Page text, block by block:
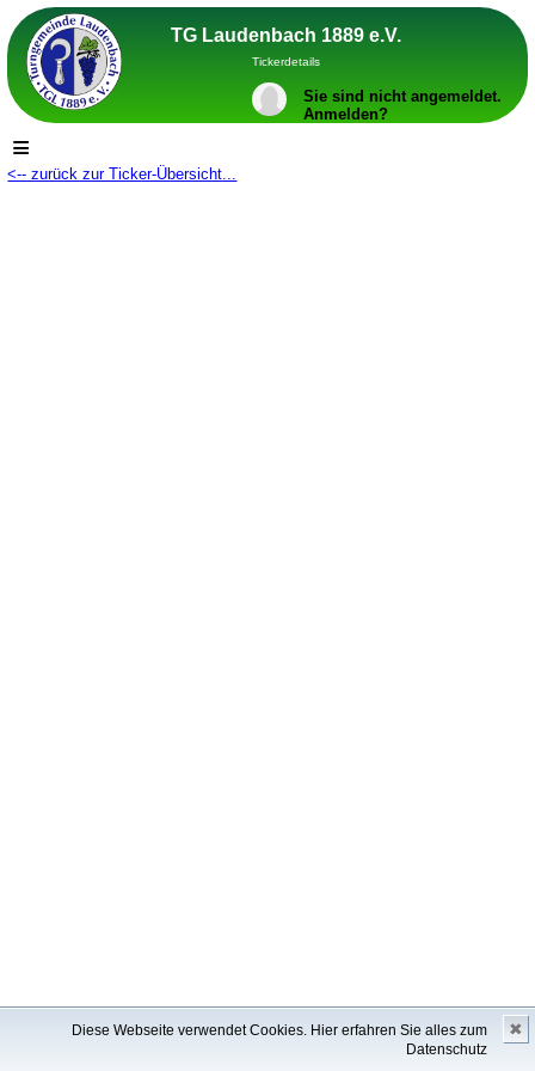
Diese Webseite verwendet Cookies. Hier erfahren Sie alles zum
Datenschutz
✖
TG Laudenbach 1889 e.V.
Tickerdetails
Sie sind nicht angemeldet.
Anmelden?
≡
<-- zurück zur Ticker-Übersicht...